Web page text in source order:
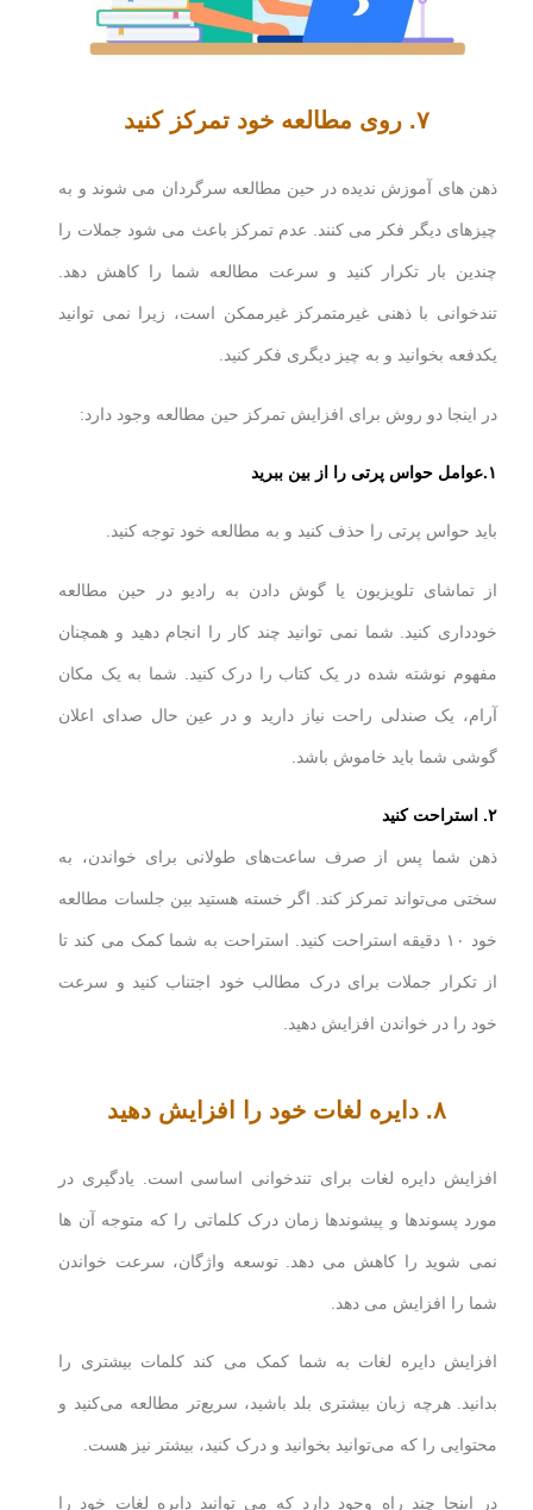
۷. روی مطالعه خود تمرکز کنید
ذهن های آموزش ندیده در حین مطالعه سرگردان می شوند و به
چیزهای دیگر فکر می کنند. عدم تمرکز باعث می شود جملات را
چندین بار تکرار کنید و سرعت مطالعه شما را کاهش دهد.
تندخوانی با ذهنی غیرمتمرکز غیرممکن است، زیرا نمی توانید
یکدفعه بخوانید و به چیز دیگری فکر کنید.
در اینجا دو روش برای افزایش تمرکز حین مطالعه وجود دارد:
۱.عوامل حواس پرتی را از بین ببرید
باید حواس پرتی را حذف کنید و به مطالعه خود توجه کنید.
از تماشای تلویزیون یا گوش دادن به رادیو در حین مطالعه
خودداری کنید. شما نمی توانید چند کار را انجام دهید و همچنان
مفهوم نوشته شده در یک کتاب را درک کنید. شما به یک مکان
آرام، یک صندلی راحت نیاز دارید و در عین حال صدای اعلان
گوشی شما باید خاموش باشد.
۲. استراحت کنید
ذهن شما پس از صرف ساعت‌های طولانی برای خواندن، به
سختی می‌تواند تمرکز کند. اگر خسته هستید بین جلسات مطالعه
خود ۱۰ دقیقه استراحت کنید. استراحت به شما کمک می کند تا
از تکرار جملات برای درک مطالب خود اجتناب کنید و سرعت
خود را در خواندن افزایش دهید.
۸. دایره لغات خود را افزایش دهید
افزایش دایره لغات برای تندخوانی اساسی است. یادگیری در
مورد پسوندها و پیشوندها زمان درک کلماتی را که متوجه آن ها
نمی شوید را کاهش می دهد. توسعه واژگان، سرعت خواندن
شما را افزایش می دهد.
افزایش دایره لغات به شما کمک می کند کلمات بیشتری را
بدانید. هرچه زبان بیشتری بلد باشید، سریع‌تر مطالعه می‌کنید و
محتوایی را که می‌توانید بخوانید و درک کنید، بیشتر نیز هست.
در اینجا چند راه وجود دارد که می توانید دایره لغات خود را